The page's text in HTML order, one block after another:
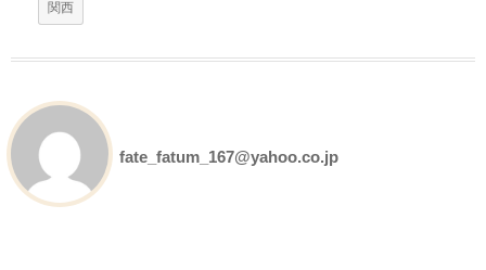
関西
fate_fatum_167@yahoo.co.jp